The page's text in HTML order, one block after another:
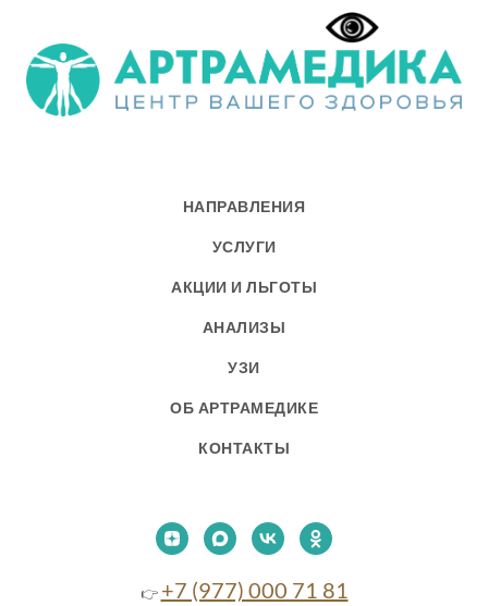
НАПРАВЛЕНИЯ
УСЛУГИ
АКЦИИ И ЛЬГОТЫ
АНАЛИЗЫ
УЗИ
ОБ АРТРАМЕДИКЕ
КОНТАКТЫ
👉 +7 (977) 000 71 81